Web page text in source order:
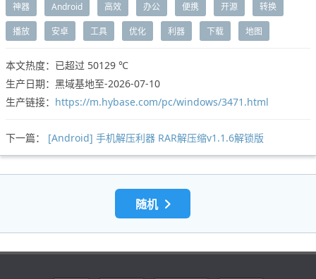
神器 Android 高效 办公 便携 开源 转换
播放 安卓 工具 优化 利器 下载 地图
本文热度：已超过 50129 ℃
生产日期：黑域基地至-2026-07-10
生产链接： https://m.hybase.com/pc/windows/3471.html
下一篇： [Android] 手机解压利器 RAR解压缩v1.1.6解锁版
随机